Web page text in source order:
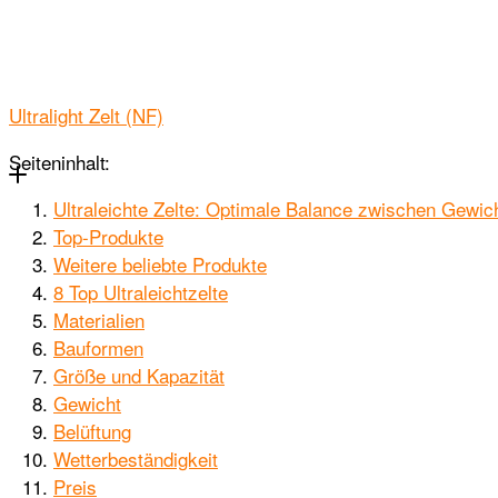
Ultralight Zelt (NF)
Seiteninhalt:
Ultraleichte Zelte: Optimale Balance zwischen
Top-Produkte
Weitere beliebte Produkte
8 Top Ultraleichtzelte
Materialien
Bauformen
Größe und Kapazität
Gewicht
Belüftung
Wetterbeständigkeit
Preis